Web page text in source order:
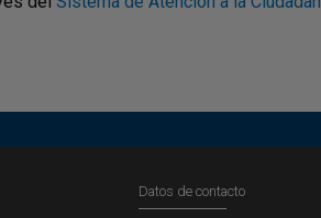
Datos de contacto